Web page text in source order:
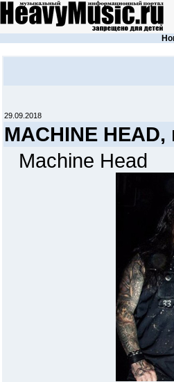
29.09.2018
MACHINE
Machine Head